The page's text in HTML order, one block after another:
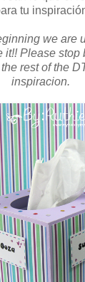
tu
we are
it!! Please stop
rest of the
inspiracion.